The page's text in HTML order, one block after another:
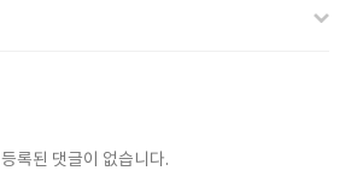
등록된 댓글이 없습니다.